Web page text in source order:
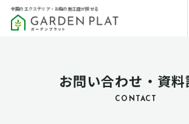
全国のエクステリア・お庭の施工店が探せる
お問い合わせ・資料
CONTACT